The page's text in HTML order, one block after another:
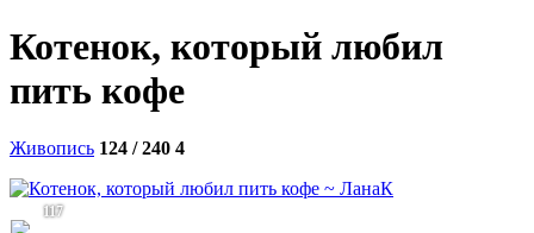
Котенок, который любил
пить кофе
Живопись 124 / 240 4
117